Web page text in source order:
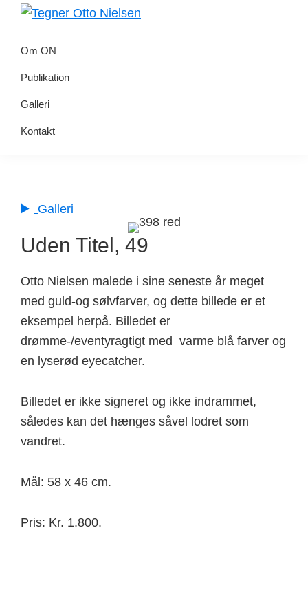
Skip
indhold
Otto
Nielsen
Om ON
Publikation
Galleri
Kontakt
Galleri
Uden Titel, 49
Otto Nielsen malede i sine seneste år meget
med guld-og sølvfarver, og dette billede er et
eksempel herpå. Billedet er
drømme-/eventyragtigt med varme blå farver og
en lyserød eyecatcher.
Billedet er ikke signeret og ikke indrammet,
således kan det hænges såvel lodret som
vandret.
Mål: 58 x 46 cm.
Pris: Kr. 1.800.